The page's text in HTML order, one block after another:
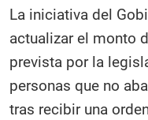
La iniciativa del
actualizar el monto
prevista por la
personas que no
tras recibir una